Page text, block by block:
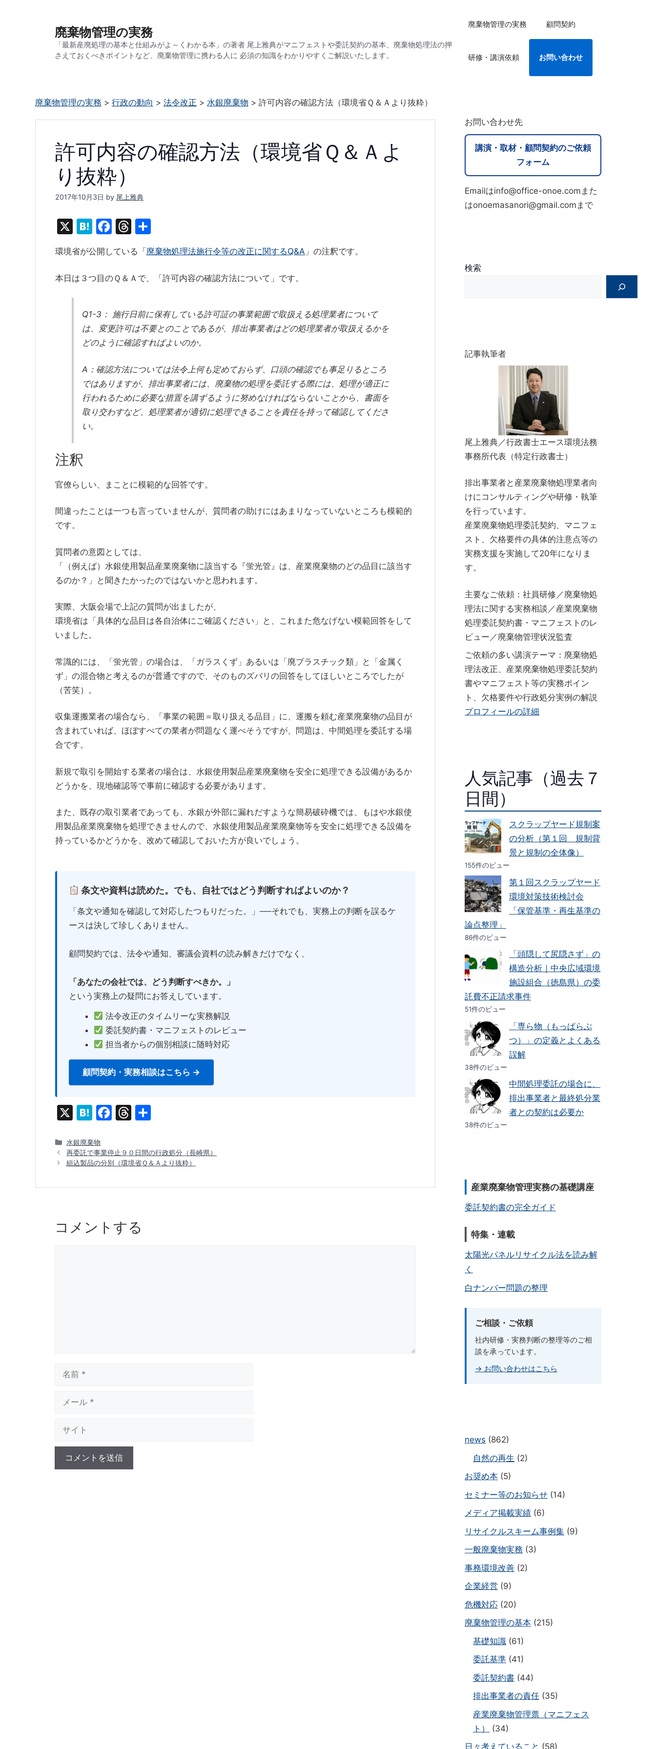
廃棄物管理の実務
「最新産廃処理の基本と仕組みがよ～くわかる本」の著者 尾上雅典がマニフェストや委託契約の基本、廃棄物処理法の押
さえておくべきポイントなど、廃棄物管理に携わる人に 必須の知識をわかりやすくご解説いたします。
廃棄物管理の実務 顧問契約
研修・講演依頼 お問い合わせ
廃棄物管理の実務 > 行政の動向 > 法令改正 > 水銀廃棄物 > 許可内容の確認方法（環境省Ｑ＆Ａより抜粋）
許可内容の確認方法（環境省Ｑ＆Ａよ
り抜粋）
2017年10月3日 by 尾上雅典
X
H
e
n
F
c
e
b
o
k
T
e
a
有
環境省が公開している「 廃棄物処理法施行令等の改正に関するQ&A 」の注釈です。
本日は３つ目のＱ＆Ａで、「許可内容の確認方法について」です。
Q1-3： 施行日前に保有している許可証の事業範囲で取扱える処理業者について
は、変更許可は不要とのことであるが、排出事業者はどの処理業者が取扱えるかを
どのように確認すればよいのか。
A：確認方法については法令上何も定めておらず、口頭の確認でも事足りるところ
ではありますが、排出事業者には、廃棄物の処理を委託する際には、処理が適正に
行われるために必要な措置を講ずるように努めなければならないことから、書面を
取り交わすなど、処理業者が適切に処理できることを責任を持って確認してくださ
い。
注釈
官僚らしい、まことに模範的な回答です。
間違ったことは一つも言っていませんが、質問者の助けにはあまりなっていないところも模範的
です。
質問者の意図としては、
「（例えば）水銀使用製品産業廃棄物に該当する『蛍光管』は、産業廃棄物のどの品目に該当す
るのか？」と聞きたかったのではないかと思われます。
実際、大阪会場で上記の質問が出ましたが、
環境省は「具体的な品目は各自治体にご確認ください」と、これまた危なげない模範回答をして
いました。
常識的には、「蛍光管」の場合は、「ガラスくず」あるいは「廃プラスチック類」と「金属く
ず」の混合物と考えるのが普通ですので、そのものズバリの回答をしてほしいところでしたが
（苦笑）。
収集運搬業者の場合なら、「事業の範囲＝取り扱える品目」に、運搬を頼む産業廃棄物の品目が
含まれていれば、ほぼすべての業者が問題なく運べそうですが、問題は、中間処理を委託する場
合です。
新規で取引を開始する業者の場合は、水銀使用製品産業廃棄物を安全に処理できる設備があるか
どうかを、現地確認等で事前に確認する必要があります。
また、既存の取引業者であっても、水銀が外部に漏れだすような簡易破砕機では、もはや水銀使
用製品産業廃棄物を処理できませんので、水銀使用製品産業廃棄物等を安全に処理できる設備を
持っているかどうかを、改めて確認しておいた方が良いでしょう。
条文や資料は読めた。でも、自社ではどう判断すればよいのか？
「条文や通知を確認して対応したつもりだった。」──それでも、実務上の判断を誤るケ
ースは決して珍しくありません。
顧問契約では、法令や通知、審議会資料の読み解きだけでなく、
「あなたの会社では、どう判断すべきか。」
という実務上の疑問にお答えしています。
法令改正のタイムリーな実務解説
委託契約書・マニフェストのレビュー
担当者からの個別相談に随時対応
顧問契約・実務相談はこちら →
X
H
e
n
F
e
o
k
T
a
s
カ
テ
ゴ
水銀廃棄物
再委託で事業停止９０日間の行政処分（長崎県）
組込製品の分別（環境省Ｑ＆Ａより抜粋）
コメントする
お問い合わせ先
講演・取材・顧問契約のご依頼
フォーム
Emailはinfo@office-onoe.comまた
はonoemasanori@gmail.comまで
検索
記事執筆者
尾上雅典／行政書士エース環境法務
事務所代表（特定行政書士）
排出事業者と産業廃棄物処理業者向
けにコンサルティングや研修・執筆
を行っています。
産業廃棄物処理委託契約、マニフェ
スト、欠格要件の具体的注意点等の
実務支援を実施して20年になりま
す。
主要なご依頼：社員研修／廃棄物処
理法に関する実務相談／産業廃棄物
処理委託契約書・マニフェストのレ
ビュー／廃棄物管理状況監査
ご依頼の多い講演テーマ：廃棄物処
理法改正、産業廃棄物処理委託契約
書やマニフェスト等の実務ポイン
ト、欠格要件や行政処分実例の解説
プロフィールの詳細
人気記事（過去７
日間）
スクラップヤード規制案
の分析（第１回 規制背
景と規制の全体像）
155件のビュー
第１回スクラップヤード
環境対策技術検討会
「保管基準・再生基準の
論点整理」
86件のビュー
「頭隠して尻隠さず」の
構造分析｜中央広域環境
施設組合（徳島県）の委
託費不正請求事件
51件のビュー
「専ら物（もっぱらぶ
つ）」の定義とよくある
誤解
38件のビュー
中間処理委託の場合に、
排出事業者と最終処分業
者との契約は必要か
38件のビュー
産業廃棄物管理実務の基礎講座
委託契約書の完全ガイド
特集・連載
太陽光パネルリサイクル法を読み解
く
白ナンバー問題の整理
ご相談・ご依頼
社内研修・実務判断の整理等のご相
談を承っています。
→ お問い合わせはこちら
news (862)
自然の再生 (2)
お奨め本 (5)
セミナー等のお知らせ (14)
メディア掲載実績 (6)
リサイクルスキーム事例集 (9)
一般廃棄物実務 (3)
事務環境改善 (2)
企業経営 (9)
危機対応 (20)
廃棄物管理の基本 (215)
基礎知識 (61)
委託基準 (41)
委託契約書 (44)
排出事業者の責任 (35)
産業廃棄物管理票（マニフェス
ト）
(34)
日々考えていること (58)